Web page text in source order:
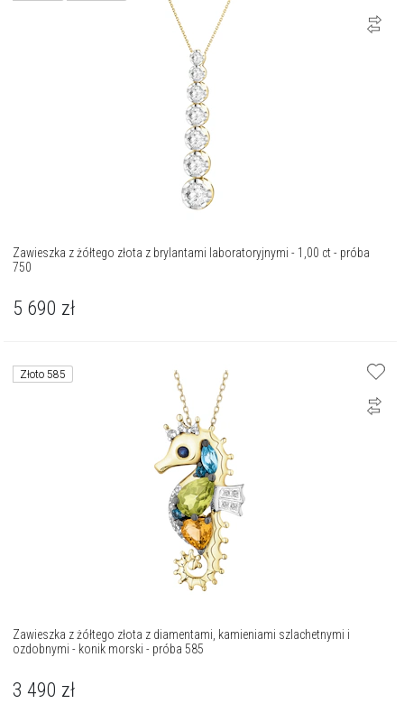
Zawieszka z żółtego złota z brylantami laboratoryjnymi - 1,00 ct - próba
750
5 690 zł
Złoto 585
Zawieszka z żółtego złota z diamentami, kamieniami szlachetnymi i
ozdobnymi - konik morski - próba 585
3 490 zł